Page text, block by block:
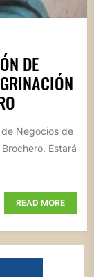
DE
Negocios de
Estará
READ MORE